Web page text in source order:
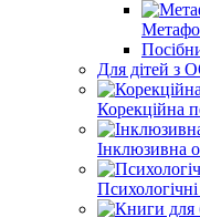
Для дітей з
Корекційна
Інклюзивна